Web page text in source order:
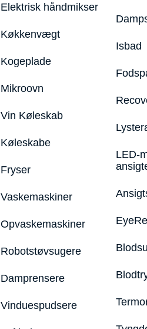
Elektrisk håndmikser
Køkkenvægt
Kogeplade
Mikroovn
Vin Køleskab
Køleskabe
Fryser
Vaskemaskiner
Opvaskemaskiner
Robotstøvsugere
Damprensere
Vinduespudsere
Isbad
LED-